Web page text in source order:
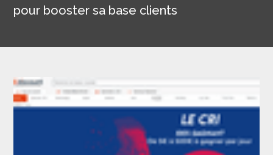
pour booster sa base clients